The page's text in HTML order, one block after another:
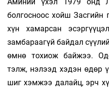
болгосноос хойш Засгийн
хүн хамарсан
замбараагүй байдал
өмнө тохиож байжээ.
тэлж, нэлээд хэдэн өдөр
шиг хэмжээ далайц, эрч